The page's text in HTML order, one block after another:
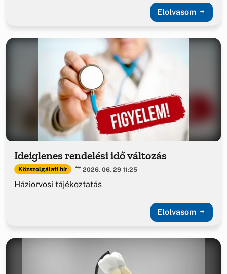
Elolvasom
Ideiglenes rendelési idő változás
Közszolgálati hír 2026. 06. 29 11:25
Háziorvosi tájékoztatás
Elolvasom